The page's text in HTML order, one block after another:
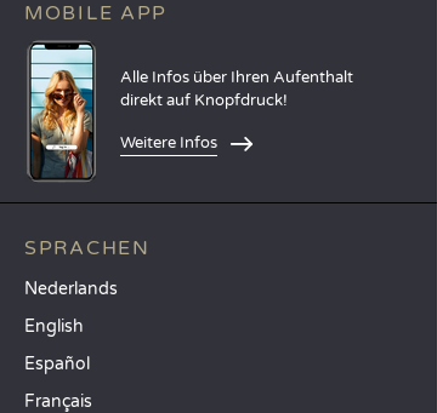
MOBILE APP
Alle Infos über Ihren Aufenthalt
direkt auf Knopfdruck!
Weitere Infos
SPRACHEN
Nederlands
English
Español
Français